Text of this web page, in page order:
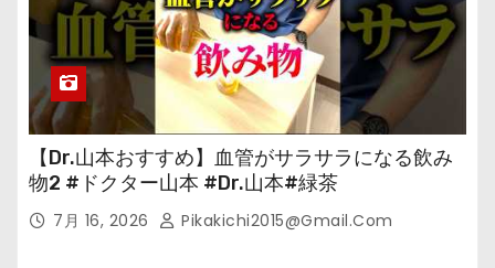
【Dr.山本おすすめ】血管がサラサラになる飲み
物2 #ドクター山本 #Dr.山本#緑茶
7月 16, 2026 Pikakichi2015@gmail.com